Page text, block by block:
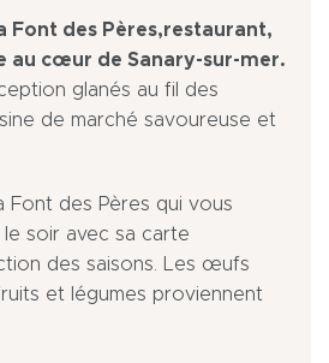
Font des Pères,restaurant,
au cœur de Sanary-sur-mer.
glanés au fil des
de marché savoureuse et
Font des Pères qui vous
soir avec sa carte
des saisons. Les œufs
et légumes proviennent